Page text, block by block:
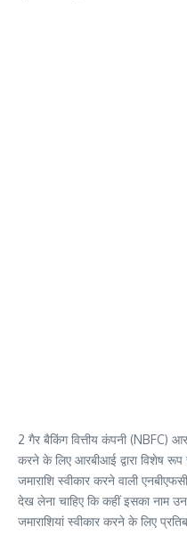
2 गैर बैकिंग वित्तीय कंपनी (NBFC)
करने के लिए आरबीआई द्वारा विशेष
जमाराशि स्वीकार करने वाली
देख लेना चाहिए कि कहीं इसका नाम
जमाराशियां स्वीकार करने के लिए